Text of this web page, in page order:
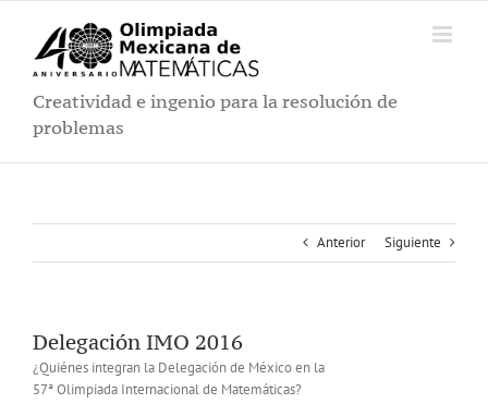
contenido
Creatividad e ingenio para la resolución de
problemas
Anterior Siguiente
Delegación IMO 2016
¿Quiénes integran la Delegación de México en la
57ª Olimpiada Internacional de Matemáticas?